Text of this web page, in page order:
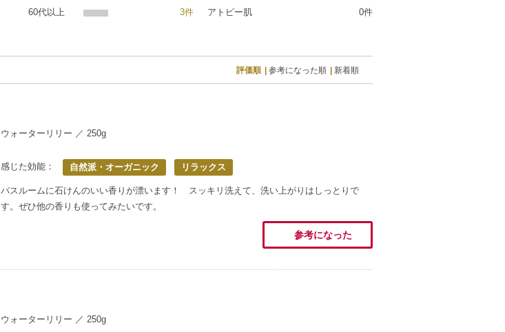
60代以上
3件
アトピー肌
0件
評価順 参考になった順 新着順
ウォーターリリー ／ 250g
感じた効能： 自然派・オーガニック リラックス
バスルームに石けんのいい香りが漂います！ スッキリ洗えて、洗い上がりはしっとりで
す。ぜひ他の香りも使ってみたいです。
参考になった
ウォーターリリー ／ 250g